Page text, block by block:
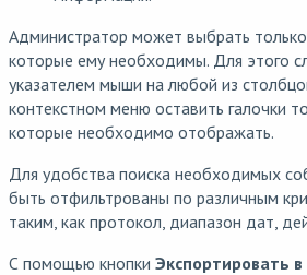
Администратор может выбрать
которые ему необходимы. Для этого
указателем мыши на любой из
контекстном меню оставить галочки
которые необходимо отображать.
Для удобства поиска необходимых
быть отфильтрованы по различным
таким, как протокол, диапазон дат,
С помощью кнопки Экспортировать в